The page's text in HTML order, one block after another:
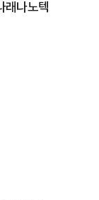
래나노텍